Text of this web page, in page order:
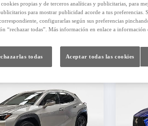
579resultados
propias y de terceros analíticas y publicitarias, para
para mostrar publicidad acorde a tus preferencias.
configurarlas según sus preferencias
“rechazar todas”. Más información en enlace a información
todas Aceptar todas las cookies